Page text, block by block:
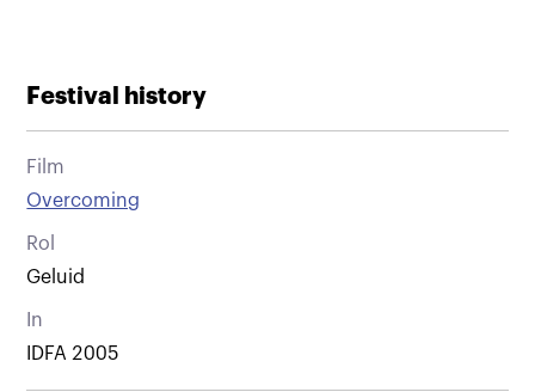
Festival history
Film
Overcoming
Rol
Geluid
In
IDFA 2005